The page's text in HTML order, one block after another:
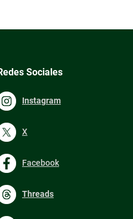
Sociales
Instagram
X
Facebook
Threads